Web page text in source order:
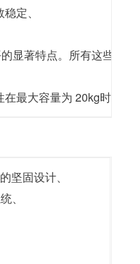
定、
显著特点。所有这些都
最大容量为 20kg时达
坚固设计、
、